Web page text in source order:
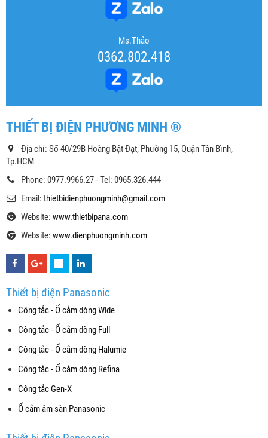
Ms.Thảo
0362.802.418
THIẾT BỊ ĐIỆN PHƯƠNG MINH ®
Địa chỉ: Số 40/29B Hoàng Bật Đạt, Phường 15, Quận Tân Bình,
Tp.HCM
Phone: 0977.9966.27 - Tel: 0965.326.444
Email: thietbidienphuongminh@gmail.com
Website: www.thietbipana.com
Website: www.dienphuongminh.com
Thiết bị điện Panasonic
Công tắc - Ổ cắm dòng Wide
Công tắc - Ổ cắm dòng Full
Công tắc - Ổ cắm dòng Halumie
Công tắc - Ổ cắm dòng Refina
Công tắc Gen-X
Ổ cắm âm sàn Panasonic